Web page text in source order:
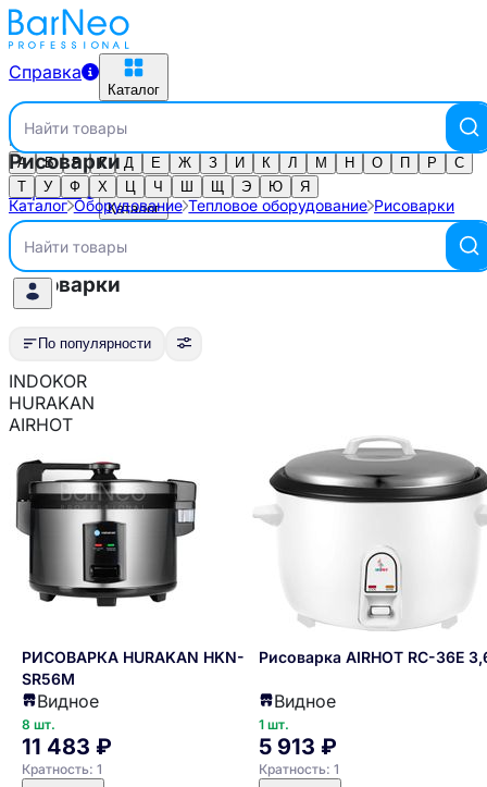
Справка
Каталог
Найти товары
Выберите город
Справка
Каталог
Найти товары
Каталог по алфавиту
А Б В Г Д Е Ж З И К Л М Н О П Р
С
Т
У Ф Х Ц Ч Ш Щ Э Ю Я
Рисоварки
Каталог Оборудование Тепловое оборудование Рисоварки
Тепловое оборудование
Рисоварки
По популярности
По популярности
Тип оборудования
INDOKOR
HURAKAN
AIRHOT
РИСОВАРКА HURAKAN HKN-
SR56M
Видное
8 шт.
11 483 ₽
Кратность: 1
Рисоварка AIRHOT RC-36E
Видное
1 шт.
5 913 ₽
Кратность: 1